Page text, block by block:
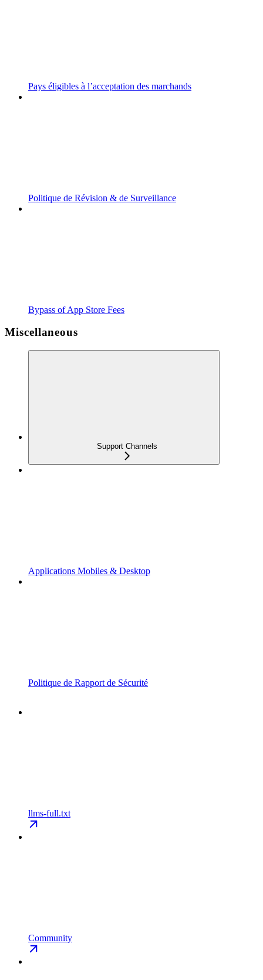
Pays éligibles à l’acceptation des marchands
Politique de Révision & de Surveillance
Bypass of App Store Fees
Miscellaneous
Support Channels
Applications Mobiles & Desktop
Politique de Rapport de Sécurité
llms-full.txt
Community